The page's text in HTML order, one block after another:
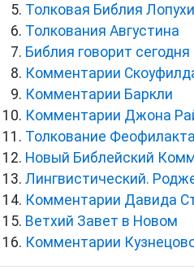
Толковая Библия
Толкования Августина
Библия говорит сегодня
Комментарии
Комментарии Баркли
Комментарии Джона
Толкование
Новый Библейский
Лингвистический.
Комментарии Давида
Ветхий Завет в Новом
Комментарии